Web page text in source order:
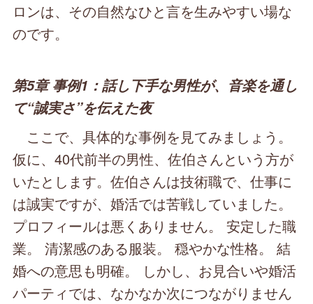
ロンは、その自然なひと言を生みやすい場な
のです。
第5章 事例1：話し下手な男性が、音楽を通し
て“誠実さ”を伝えた夜
ここで、具体的な事例を見てみましょう。
仮に、40代前半の男性、佐伯さんという方が
いたとします。佐伯さんは技術職で、仕事に
は誠実ですが、婚活では苦戦していました。
プロフィールは悪くありません。 安定した職
業。 清潔感のある服装。 穏やかな性格。 結
婚への意思も明確。 しかし、お見合いや婚活
パーティでは、なかなか次につながりません